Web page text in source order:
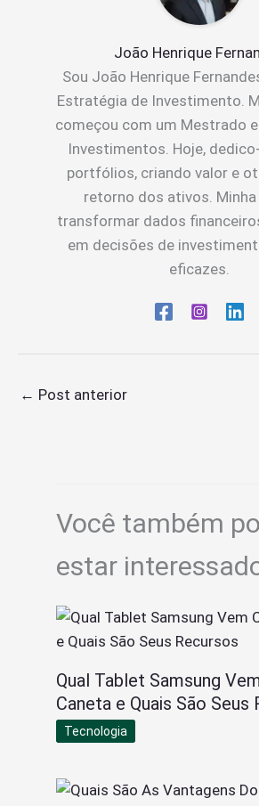
João Henrique
Sou João Henrique
Estratégia de Investimento.
começou com um Mestrado
Investimentos. Hoje,
portfólios, criando valor e
retorno dos ativos. Minha
transformar dados
em decisões de
eficazes.
← Post anterior
Você também
estar
Qual Tablet Samsung
Caneta e Quais São Seus
Tecnologia